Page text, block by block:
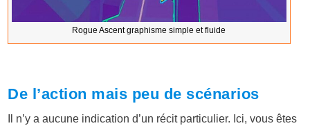
Rogue Ascent graphisme simple et fluide
De l’action mais peu de scénarios
Il n’y a aucune indication d’un récit particulier. Ici, vous êtes